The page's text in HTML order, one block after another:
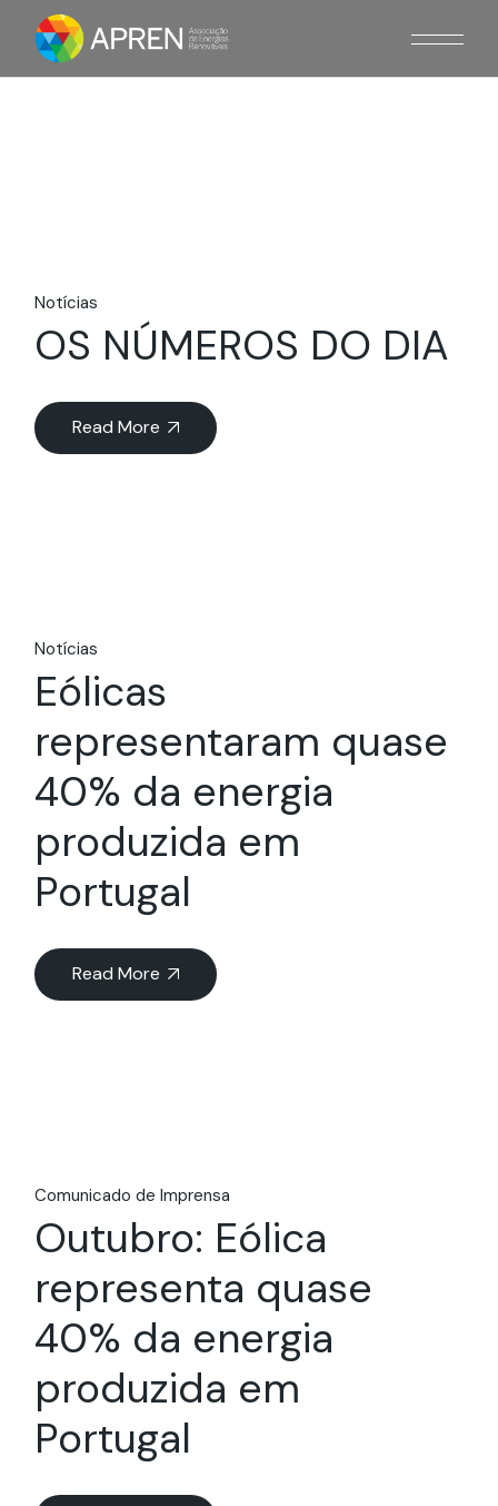
content
Notícias
OS NÚMEROS DO DIA
Read More
Notícias
Eólicas
representaram quase
40% da energia
produzida em
Portugal
Read More
Comunicado de Imprensa
Outubro: Eólica
representa quase
40% da energia
produzida em
Portugal